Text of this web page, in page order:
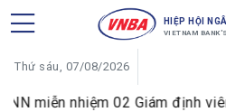
HIỆP HỘI
VIETNAM
Thứ sáu, 07/08/2026
nhiệm 02 Giám định viên tư